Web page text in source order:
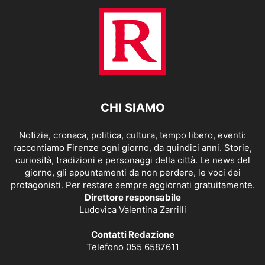
CHI SIAMO
Notizie, cronaca, politica, cultura, tempo libero, eventi:
raccontiamo Firenze ogni giorno, da quindici anni. Storie,
curiosità, tradizioni e personaggi della città. Le news del
giorno, gli appuntamenti da non perdere, le voci dei
protagonisti. Per restare sempre aggiornati gratuitamente.
Direttore responsabile
Ludovica Valentina Zarrilli
Contatti Redazione
Telefono 055 6587611